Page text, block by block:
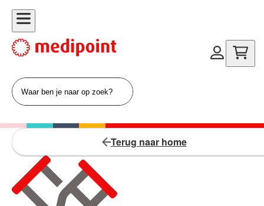
Terug naar home